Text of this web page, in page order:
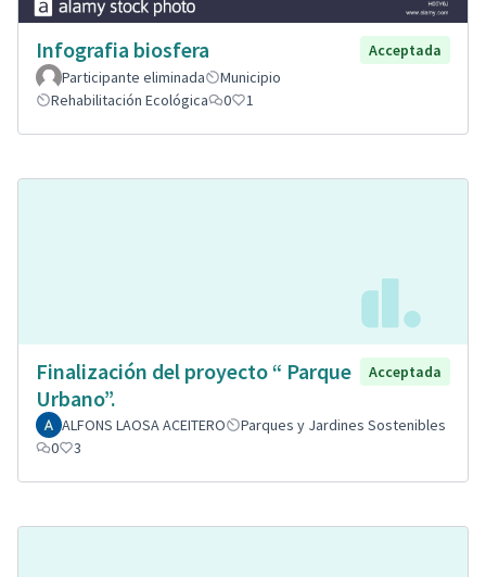
Infografia biosfera
Acceptada
Participante eliminada
Municipio
Rehabilitación Ecológica
0 1
Finalización del proyecto “ Parque
Urbano”.
Acceptada
ALFONS LAOSA ACEITERO
Parques y Jardines Sostenibles
0
3